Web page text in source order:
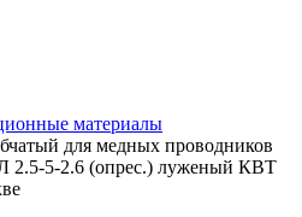
материалы
для медных проводников